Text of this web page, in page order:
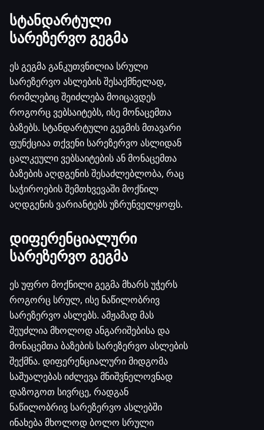
სტანდარტული
სარეზერვო გეგმა
ეს გეგმა განკუთვნილია სრული
სარეზერვო ასლების შესაქმნელად,
რომლებიც შეიძლება მოიცავდეს
როგორც ვებსაიტებს, ისე მონაცემთა
ბაზებს. სტანდარტული გეგმის მთავარი
ფუნქციაა თქვენი სარეზერვო ასლიდან
ცალკეული ვებსაიტების ან მონაცემთა
ბაზების აღდგენის შესაძლებლობა, რაც
საჭიროების შემთხვევაში მოქნილ
აღდგენის ვარიანტებს უზრუნველყოფს.
დიფერენციალური
სარეზერვო გეგმა
ეს უფრო მოქნილი გეგმა მხარს უჭერს
როგორც სრულ, ისე ნაწილობრივ
სარეზერვო ასლებს. ამჟამად მას
შეუძლია მხოლოდ ანგარიშებისა და
მონაცემთა ბაზების სარეზერვო ასლების
შექმნა. დიფერენციალური მიდგომა
საშუალებას იძლევა მნიშვნელოვნად
დაზოგოთ სივრცე, რადგან
ნაწილობრივ სარეზერვო ასლებში
ინახება მხოლოდ ბოლო სრული